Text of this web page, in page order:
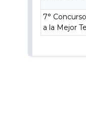
7°
a la Mejor